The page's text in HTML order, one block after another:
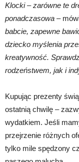
Klocki – zarówne te
ponadczasowa –
babcie, zapewne
dziecko myślenia
kreatywność.
rodzeństwem, jak i
Kupując prezenty
ostatnią chwilę –
wydatkiem. Jeśli
przejrzenie różnych
tylko mile spędzony